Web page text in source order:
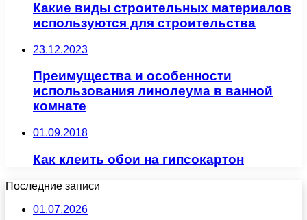
Какие виды строительных материалов
используются для строительства
23.12.2023
Преимущества и особенности
использования линолеума в ванной
комнате
01.09.2018
Как клеить обои на гипсокартон
Последние записи
01.07.2026